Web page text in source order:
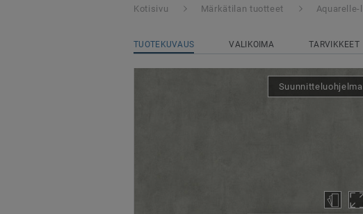
Kotisivu Märkätilan tuotteet
TUOTEKUVAUS VALIKOIMA TARVIKKEET
Suunnitteluohjelma